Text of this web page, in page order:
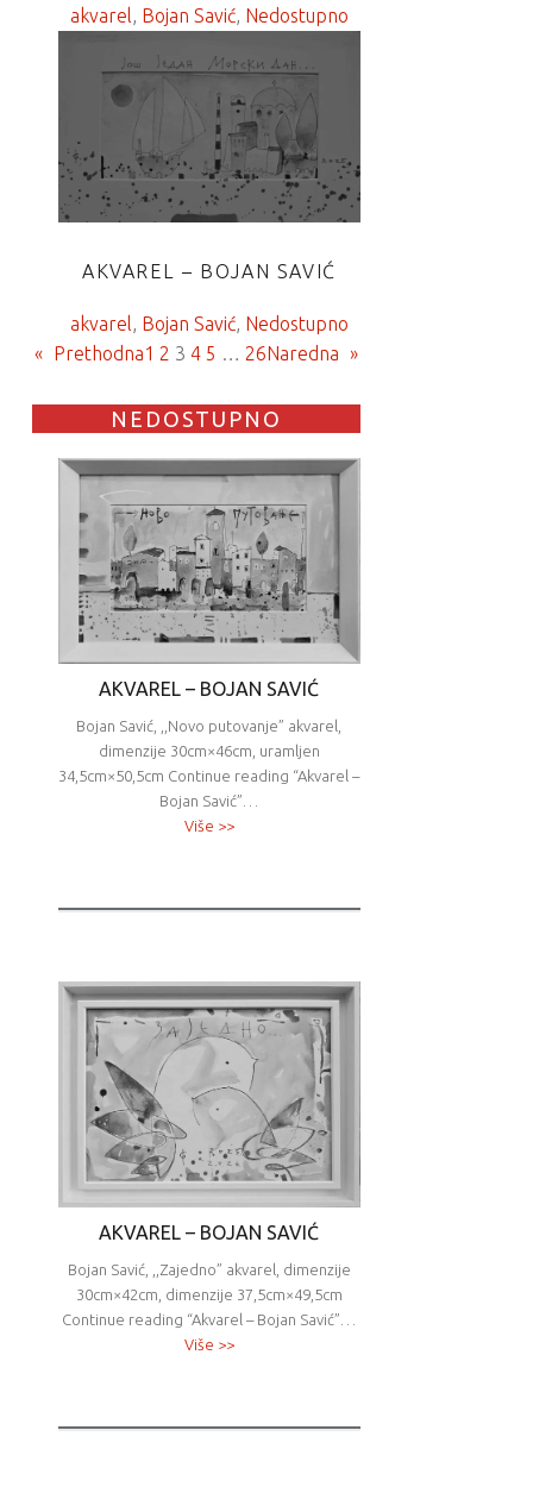
akvarel, Bojan Savić, Nedostupno
AKVAREL – BOJAN SAVIĆ
akvarel, Bojan Savić, Nedostupno
« Prethodna1 2 3 4 5 … 26Naredna »
NEDOSTUPNO
AKVAREL – BOJAN SAVIĆ
Bojan Savić, ,,Novo putovanje” akvarel,
dimenzije 30cm×46cm, uramljen
34,5cm×50,5cm Continue reading “Akvarel –
Bojan Savić”…
Više >>
AKVAREL – BOJAN SAVIĆ
Bojan Savić, ,,Zajedno” akvarel, dimenzije
30cm×42cm, dimenzije 37,5cm×49,5cm
Continue reading “Akvarel – Bojan Savić”…
Više >>